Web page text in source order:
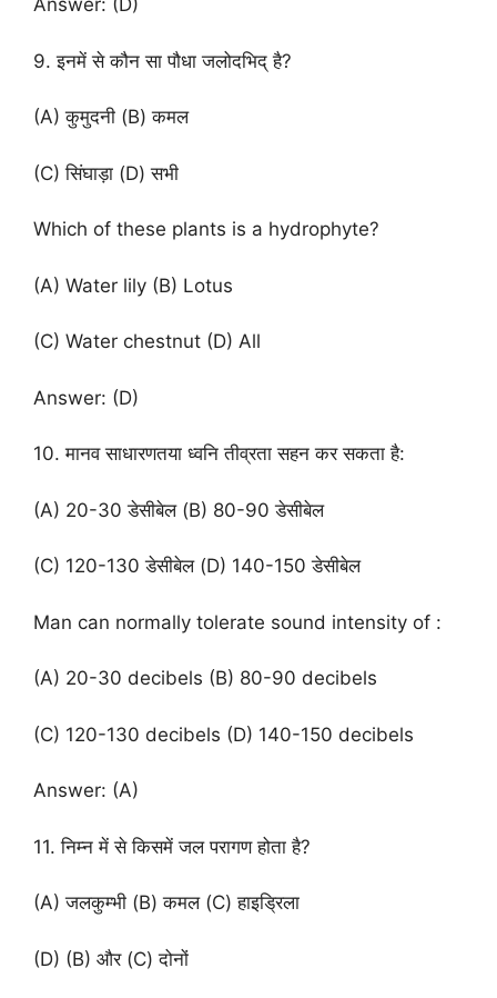
Answer: (D)
9. इनमें से कौन सा पौधा जलोदभिद् है?
(A) कुमुदनी (B) कमल
(C) सिंघाड़ा (D) सभी
Which of these plants is a hydrophyte?
(A) Water lily (B) Lotus
(C) Water chestnut (D) All
Answer: (D)
10. मानव साधारणतया ध्वनि तीव्रता सहन कर सकता है:
(A) 20-30 डेसीबेल (B) 80-90 डेसीबेल
(C) 120-130 डेसीबेल (D) 140-150 डेसीबेल
Man can normally tolerate sound intensity of :
(A) 20-30 decibels (B) 80-90 decibels
(C) 120-130 decibels (D) 140-150 decibels
Answer: (A)
11. निम्न में से किसमें जल परागण होता है?
(A) जलकुम्भी (B) कमल (C) हाइड्रिला
(D) (B) और (C) दोनों